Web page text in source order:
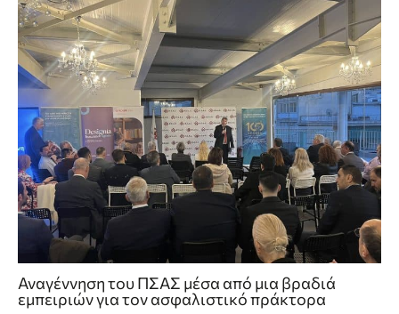
Αναγέννηση του ΠΣΑΣ μέσα από μια βραδιά
εμπειριών για τον ασφαλιστικό πράκτορα